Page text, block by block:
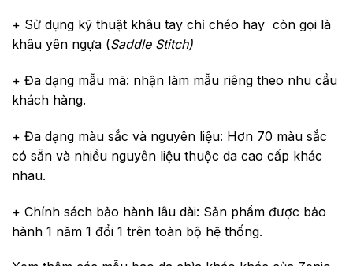
+ Sử dụng kỹ thuật khâu tay chỉ chéo hay còn gọi là
khâu yên ngựa (Saddle Stitch)
+ Đa dạng mẫu mã: nhận làm mẫu riêng theo nhu cầu
khách hàng.
+ Đa dạng màu sắc và nguyên liệu: Hơn 70 màu sắc
có sẵn và nhiều nguyên liệu thuộc da cao cấp khác
nhau.
+ Chính sách bảo hành lâu dài: Sản phẩm được bảo
hành 1 năm 1 đổi 1 trên toàn bộ hệ thống.